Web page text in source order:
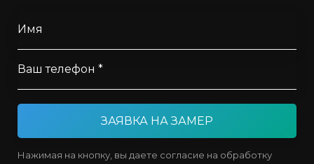
Имя
Ваш телефон *
ЗАЯВКА НА ЗАМЕР
Нажимая на кнопку, вы даете согласие на обработку